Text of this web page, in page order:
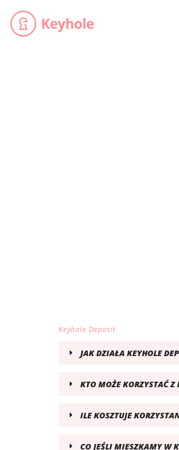
Keyhole Deposit
JAK DZIAŁA KEYHOLE
KTO MOŻE KORZYSTAĆ Z
ILE KOSZTUJE
CO JEŚLI MIESZKAMY W